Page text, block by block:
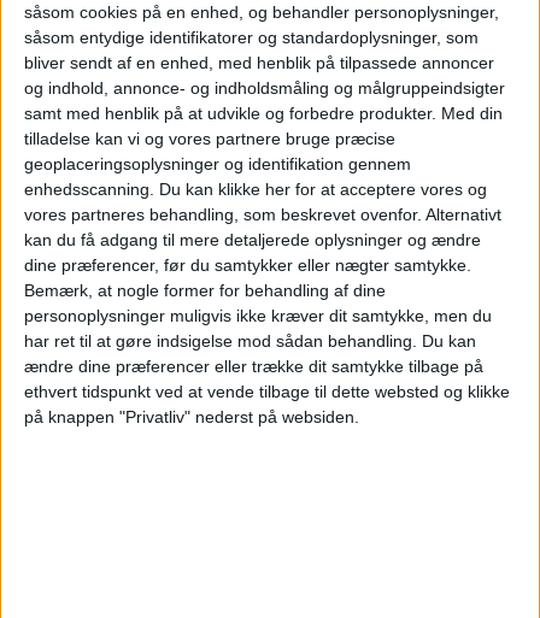
såsom cookies på en enhed, og behandler personoplysninger,
såsom entydige identifikatorer og standardoplysninger, som
bliver sendt af en enhed, med henblik på tilpassede annoncer
og indhold, annonce- og indholdsmåling og målgruppeindsigter
samt med henblik på at udvikle og forbedre produkter. Med din
tilladelse kan vi og vores partnere bruge præcise
geoplaceringsoplysninger og identifikation gennem
enhedsscanning. Du kan klikke her for at acceptere vores og
vores partneres behandling, som beskrevet ovenfor. Alternativt
kan du få adgang til mere detaljerede oplysninger og ændre
dine præferencer, før du samtykker eller nægter samtykke.
Bemærk, at nogle former for behandling af dine
personoplysninger muligvis ikke kræver dit samtykke, men du
har ret til at gøre indsigelse mod sådan behandling.
Du kan
ændre dine præferencer eller trække dit samtykke tilbage på
ethvert tidspunkt ved at vende tilbage til dette websted og klikke
på knappen "Privatliv" nederst på websiden.
Hildebrandt Hammer Hotels, som i sit seneste
regnskab landede et overskud på lige under ti
millioner.
Bare 10-15 procent af kædens 145.000 årlige
gæster er danskere, og David Olsen forklarer,
at halvdelen af dem er turister.
»Vi har, siden coronapandemien lagde sig,
haft én lang opadgående kurve. Det gælder
særligt på det europæiske marked,« fortæller